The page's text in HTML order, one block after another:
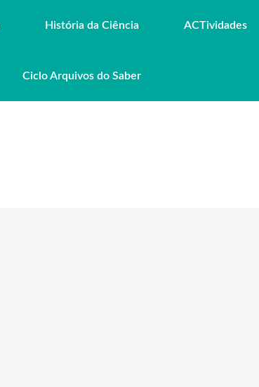
História da Ciência ACTividades
Ciclo Arquivos do Saber